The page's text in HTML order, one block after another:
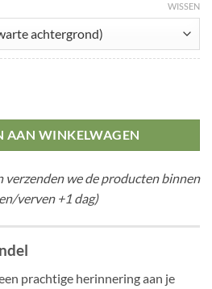
WISSEN
AAN WINKELWAGEN
verzenden we de producten binnen
verven +1 dag)
prachtige herinnering aan je